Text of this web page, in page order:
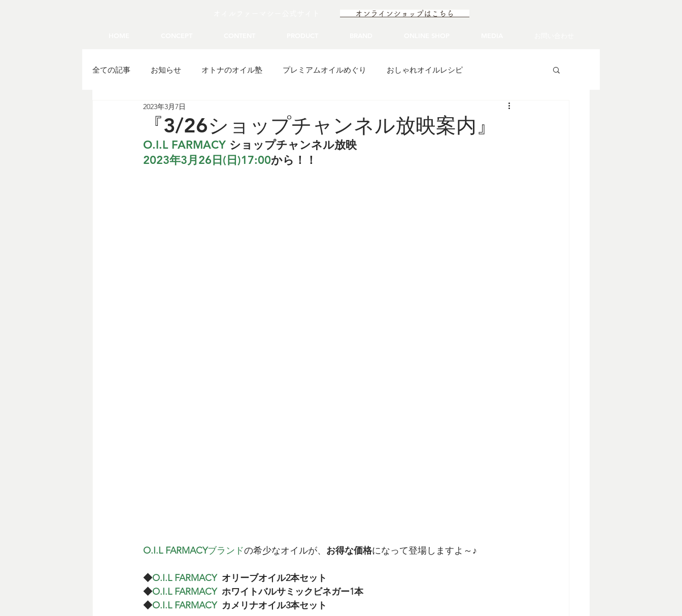
オンラインショップはこちら
全ての記事 お知らせ オトナのオイル塾 プレミアムオイルめぐり おしゃれオイルレシピ
『3/26ショップチャンネル放映案内』
2023年3月7日
O.I.L FARMACY ショップチャンネル放映
2023年3月26日(日)17:00から！！
O.I.L FARMACYブランドの希少なオイルが、 お得な価格になって登場しますよ～♪
◆O.I.L FARMACY オリーブオイル2本セット
◆O.I.L FARMACY ホワイトバルサミックビネガー1本
◆O.I.L FARMACY カメリナオイル3本セット